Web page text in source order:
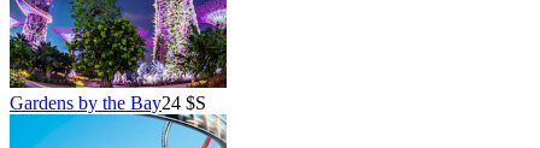
Gardens by the Bay24 $S